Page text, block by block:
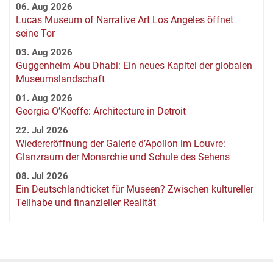
06. Aug 2026
Lucas Museum of Narrative Art Los Angeles öffnet
seine Tor
03. Aug 2026
Guggenheim Abu Dhabi: Ein neues Kapitel der globalen
Museumslandschaft
01. Aug 2026
Georgia O’Keeffe: Architecture in Detroit
22. Jul 2026
Wiedereröffnung der Galerie d’Apollon im Louvre:
Glanzraum der Monarchie und Schule des Sehens
08. Jul 2026
Ein Deutschlandticket für Museen? Zwischen kultureller
Teilhabe und finanzieller Realität